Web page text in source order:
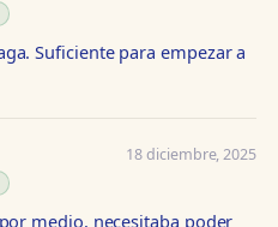
Suficiente para empezar a
18 diciembre, 2025
medio, necesitaba poder